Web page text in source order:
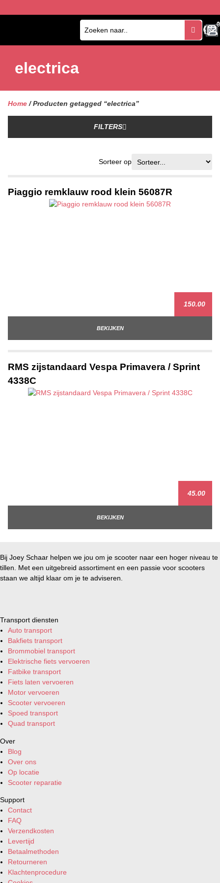
0
0
electrica
Home / Producten getagged “electrica”
FILTERS
Sorteer op
Piaggio remklauw rood klein 56087R
150.00
BEKIJKEN
RMS zijstandaard Vespa Primavera / Sprint
4338C
45.00
BEKIJKEN
Bij Joey Schaar helpen we jou om je scooter naar een hoger niveau te
tillen. Met een uitgebreid assortiment en een passie voor scooters
staan we altijd klaar om je te adviseren.
Transport diensten
Auto transport
Bakfiets transport
Brommobiel transport
Elektrische fiets vervoeren
Fatbike transport
Fiets laten vervoeren
Motor vervoeren
Scooter vervoeren
Spoed transport
Quad transport
Over
Blog
Over ons
Op locatie
Scooter reparatie
Support
Contact
FAQ
Verzendkosten
Levertijd
Betaalmethoden
Retourneren
Klachtenprocedure